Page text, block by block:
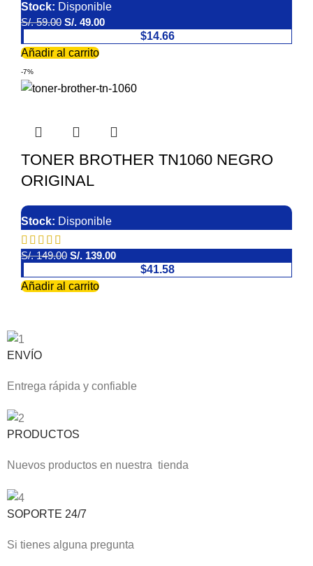
Stock: Disponible
S/.59.00 S/. 49.00
$14.66
Añadir al carrito
-7%
TONER BROTHER TN1060 NEGRO
ORIGINAL
Stock: Disponible
S/.149.00 S/. 139.00
$41.58
Añadir al carrito
ENVÍO
Entrega rápida y confiable
PRODUCTOS
Nuevos productos en nuestra tienda
SOPORTE 24/7
Si tienes alguna pregunta